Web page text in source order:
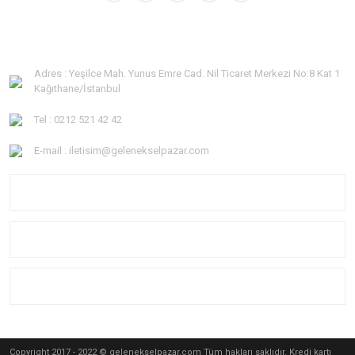
Adres : Yeşilce Mah. Yunus Emre Cad. Nil Ticaret Merkezi No:8 Kat 1
Kağıthane/İstanbul
Tel : 0212 521 42 42
E-mail : iletisim@gelenekselpazar.com
Copyright 2017 - 2022 © gelenekselpazar.com Tüm hakları saklıdır. Kredi kartı